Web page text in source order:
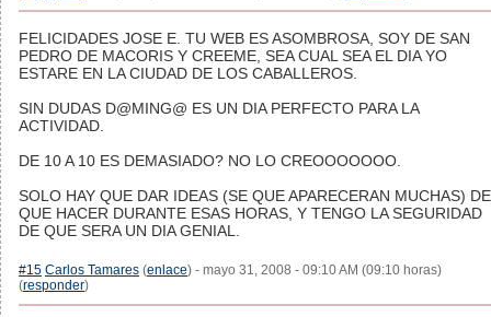
FELICIDADES JOSE E. TU WEB ES ASOMBROSA, SOY DE SAN
PEDRO DE MACORIS Y CREEME, SEA CUAL SEA EL DIA YO
ESTARE EN LA CIUDAD DE LOS CABALLEROS.
SIN DUDAS D@MING@ ES UN DIA PERFECTO PARA LA
ACTIVIDAD.
DE 10 A 10 ES DEMASIADO? NO LO CREOOOOOOO.
SOLO HAY QUE DAR IDEAS (SE QUE APARECERAN MUCHAS) DE
QUE HACER DURANTE ESAS HORAS, Y TENGO LA SEGURIDAD
DE QUE SERA UN DIA GENIAL.
#15 Carlos Tamares (enlace) - mayo 31, 2008 - 09:10 AM (09:10 horas)
(responder)